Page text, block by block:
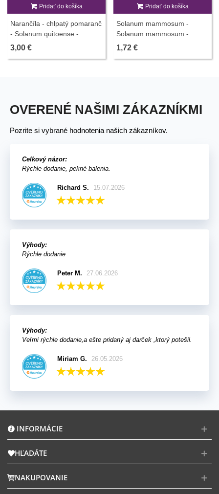
Pridať do košíka
Narančíla - chlpatý pomaranč
- Solanum quitoense -
semiačka - 5 ks
3,00 €
Pridať do košíka
Solanum mammosum -
Solanum mammosum -
semiačka - 15 ks
1,72 €
OVERENÉ NAŠIMI ZÁKAZNÍKMI
Pozrite si vybrané hodnotenia našich zákazníkov.
Celkový názor:
Rýchle dodanie, pekné balenia.
Richard S. 15.07.2026
Výhody:
Rýchle dodanie
Peter M. 27.06.2026
Výhody:
Veľmi rýchle dodanie,a ešte pridaný aj darček ,ktorý potešil.
Miriam G. 26.05.2026
INFORMÁCIE
HĽADÁTE
NAKUPOVANIE